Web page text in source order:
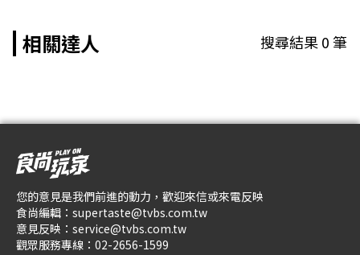
相關達人 搜尋結果0筆
您的意見是我們前進的動力，歡迎來信或來電反映
食尚編輯： supertaste@tvbs.com.tw
意見反映： service@tvbs.com.tw
觀眾服務專線： 02-2656-1599